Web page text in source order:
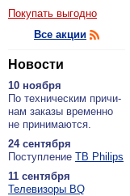
Покупать выгодно
Все акции
Новости
10 ноября
По тех­ни­че­ским при­чи­
нам за­ка­зы вре­мен­но
не при­ни­ма­ют­ся.
24 сентября
По­ступ­ле­ние ТВ Philips
11 сентября
Теле­ви­зо­ры BQ